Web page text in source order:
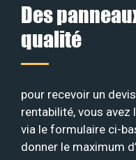
Des
qualité
pour recevoir un
rentabilité, vous
via le formulaire ci-
donner le maximum